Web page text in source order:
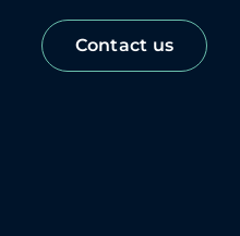
Contact us